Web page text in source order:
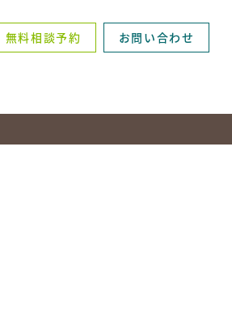
無料相談予約 お問い合わせ